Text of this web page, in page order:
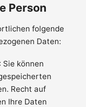
Person
folgende
Daten:
Sie können
Recht auf
Ihre Daten